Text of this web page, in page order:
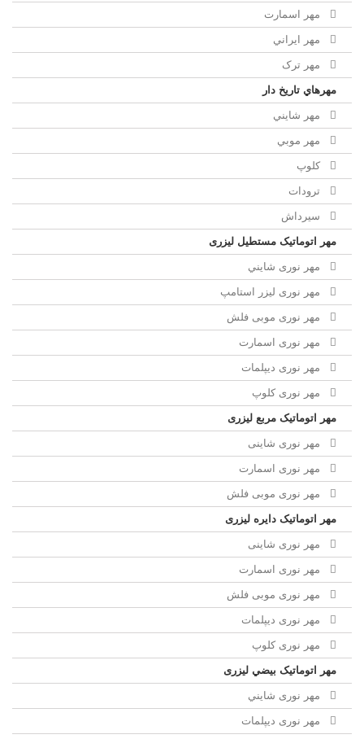
مهر اسمارت
مهر ايراني
مهر ترک
مهرهاي تاريخ دار
مهر شايني
مهر موبي
کلوپ
ترودات
سیرداش
مهر اتوماتیک مستطیل لیزری
مهر نوری شايني
مهر نوری لیزر استامپ
مهر نوری موبی فلش
مهر نوری اسمارت
مهر نوری ديپلمات
مهر نوری کلوپ
مهر اتوماتیک مربع لیزری
مهر نوری شاینی
مهر نوری اسمارت
مهر نوری موبی فلش
مهر اتوماتیک دايره لیزری
مهر نوری شاینی
مهر نوری اسمارت
مهر نوری موبی فلش
مهر نوری دیپلمات
مهر نوری کلوپ
مهر اتوماتیک بيضي لیزری
مهر نوری شايني
مهر نوری دیپلمات